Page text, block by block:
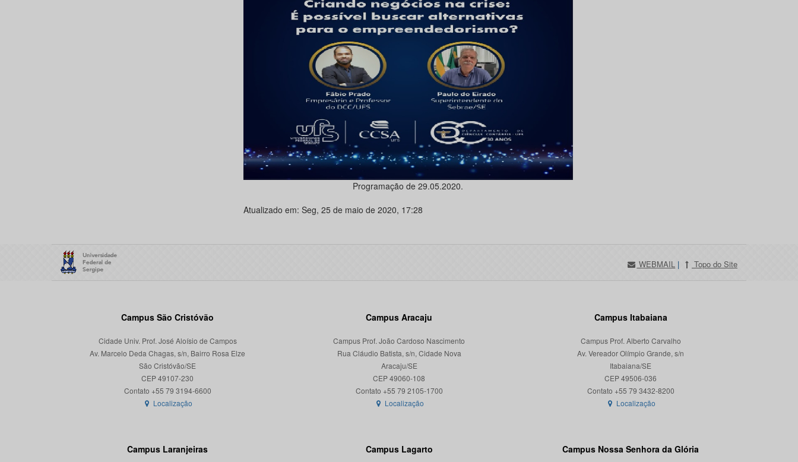
Programação de 29.05.2020.
Atualizado em: Seg, 25 de maio de 2020, 17:28
WEBMAIL | Topo do Site
Campus São Cristóvão
Cidade Univ. Prof. José Aloísio de Campos
Av. Marcelo Deda Chagas, s/n, Bairro Rosa Elze
São Cristóvão/SE
CEP 49107-230
Localização
Campus Aracaju
Campus Prof. João Cardoso Nascimento
Rua Cláudio Batista, s/n, Cidade Nova
Aracaju/SE
CEP 49060-108
Localização
Campus Itabaiana
Campus Prof. Alberto Carvalho
Av. Vereador Olímpio Grande, s/n
Itabaiana/SE
CEP 49506-036
Localização
Campus Laranjeiras Campus Lagarto Campus Nossa Senhora da Glória